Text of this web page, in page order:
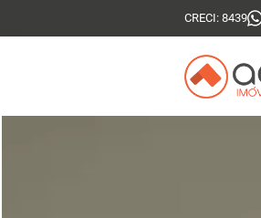
CRECI: 8439